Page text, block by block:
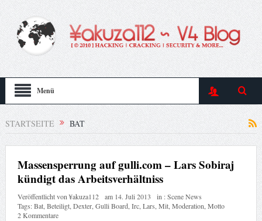
Menü
STARTSEITE BAT
Massensperrung auf gulli.com – Lars Sobiraj
kündigt das Arbeitsverhältniss
Veröffentlicht von¥akuza112 am 14. Juli 2013 in :Scene News
Tags:Bat, Beteiligt, Dexter, Gulli Board, Irc, Lars Mit, Moderation Motto
2 Kommentare